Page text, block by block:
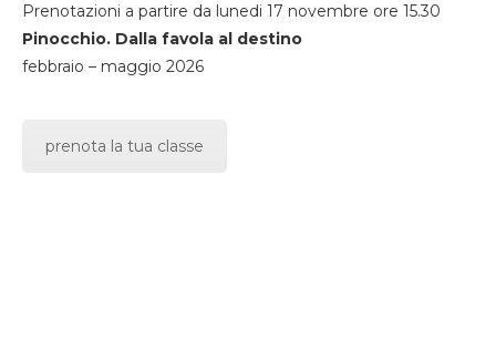
Prenotazioni a partire da lunedi 17 novembre ore 15.30
Pinocchio. Dalla favola al destino
febbraio – maggio 2026
prenota la tua classe